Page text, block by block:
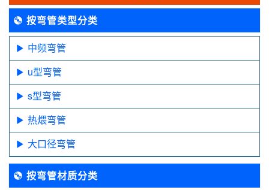
按弯管类型分类
中频弯管
u型弯管
s型弯管
热煨弯管
大口径弯管
按弯管材质分类